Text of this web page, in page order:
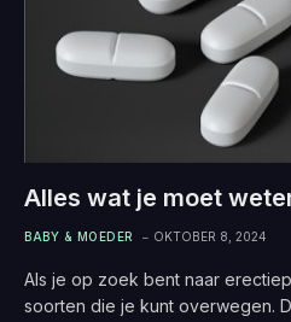
Alles wat je moet
BABY & MOEDER OKTOBER 8, 2024
Als je op zoek bent naar
soorten die je kunt overwegen.